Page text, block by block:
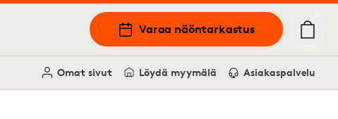
Varaa näöntarkastus
Omat sivut Löydä myymälä Asiakaspalvelu